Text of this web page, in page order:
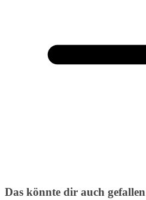
Das könnte dir auch gefallen